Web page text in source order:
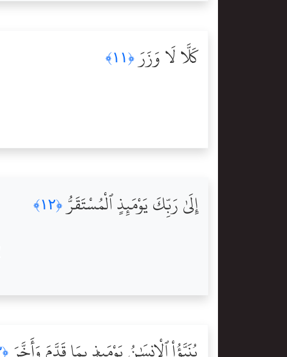
كَلَّا لَا وَزَرَ ﴿١١﴾
إِلَىٰ رَبِّكَ يَوْمَئِذٍ ٱلْمُسْتَقَرُّ﴿١٢﴾
﴿١٣﴾